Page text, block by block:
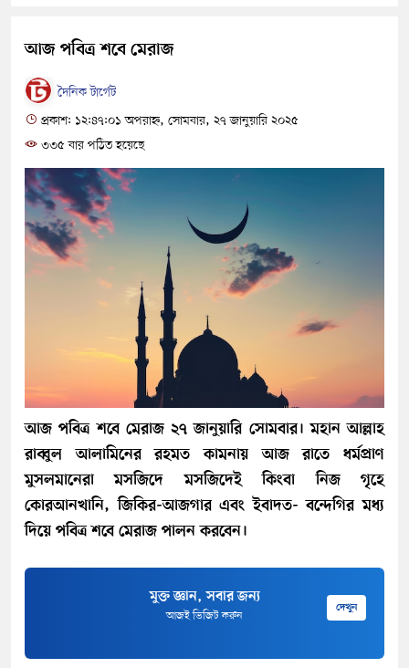
আজ পবিত্র শবে মেরাজ
দৈনিক টার্গেট
প্রকাশ: ১২:৪৭:০১ অপরাহ্ন, সোমবার, ২৭ জানুয়ারি ২০২৫
৩৩৫ বার পঠিত হয়েছে
আজ পবিত্র শবে মেরাজ ২৭ জানুয়ারি সোমবার। মহান আল্লাহ
রাব্বুল আলামিনের রহমত কামনায় আজ রাতে ধর্মপ্রাণ
মুসলমানেরা মসজিদে মসজিদেই কিংবা নিজ গৃহে
কোরআনখানি, জিকির-আজগার এবং ইবাদত- বন্দেগির মধ্য
দিয়ে পবিত্র শবে মেরাজ পালন করবেন।
মুক্ত জ্ঞান, সবার জন্য
আজই ভিজিট করুন
দেখুন